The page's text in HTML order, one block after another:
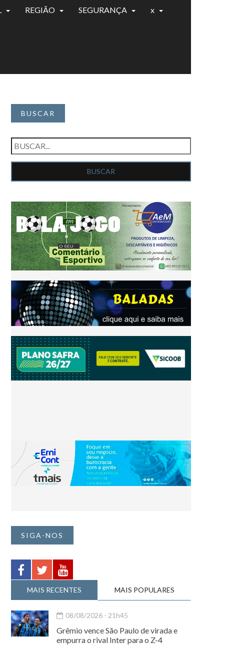
REGIÃO SEGURANÇA x
BUSCAR
SIGA-NOS
MAIS RECENTES MAIS POPULARES
08/08/2026 - 21h45
Grêmio vence São Paulo de virada e
empurra o rival Inter para o Z-4